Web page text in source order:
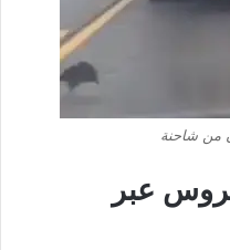
من شاحنة
عبر